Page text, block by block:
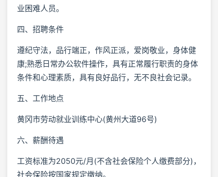
业困难人员。
四、招聘条件
遵纪守法，品行端正，作风正派，爱岗敬业，身体健
康;熟悉日常办公软件操作，具有正常履行职责的身体
条件和心理素质，具有良好品行，无不良社会记录。
五、工作地点
黄冈市劳动就业训练中心(黄州大道96号)
六、薪酬待遇
工资标准为2050元/月(不含社会保险个人缴费部分)，
社会保险按国家规定缴纳。